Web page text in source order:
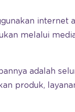
internet
melalui
adalah
produk,